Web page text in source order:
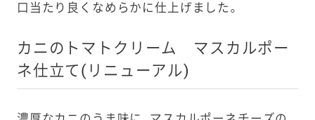
口当たり良くなめらかに仕上げました。
カニのトマトクリーム マスカルポー
ネ仕立て(リニューアル)